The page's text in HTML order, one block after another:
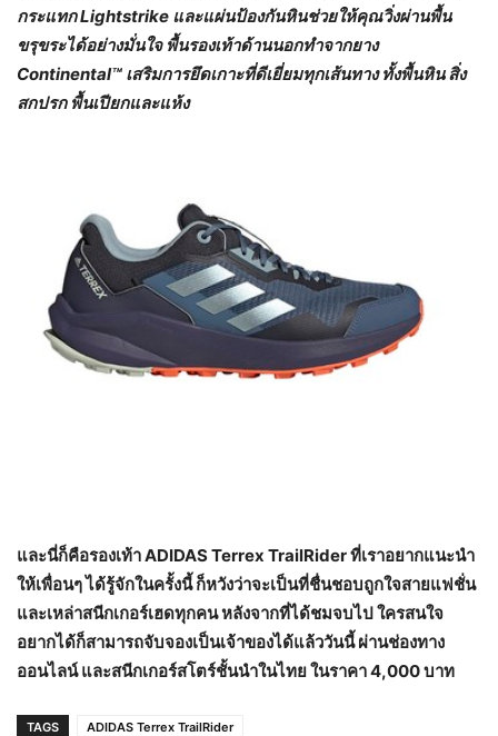
กระแทก Lightstrike และแผ่นป้องกันหินช่วยให้คุณวิ่งผ่านพื้น
ขรุขระได้อย่างมั่นใจ พื้นรองเท้าด้านนอกทำจากยาง
Continental™ เสริมการยึดเกาะที่ดีเยี่ยมทุกเส้นทาง ทั้งพื้นหิน สิ่ง
สกปรก พื้นเปียกและแห้ง
และนี่ก็คือรองเท้าADIDAS Terrex TrailRider ที่เราอยากแนะนำ
ให้เพื่อนๆ ได้รู้จักในครั้งนี้ ก็หวังว่าจะเป็นที่ชื่นชอบถูกใจสายแฟชั่น
และเหล่าสนีกเกอร์เฮดทุกคน หลังจากที่ได้ชมจบไป ใครสนใจ
อยากได้ก็สามารถจับจองเป็นเจ้าของได้แล้ววันนี้ ผ่านช่องทาง
ออนไลน์ และสนีกเกอร์สโตร์ชั้นนำในไทย ในราคา 4,000 บาท
TAGS ADIDAS Terrex TrailRider